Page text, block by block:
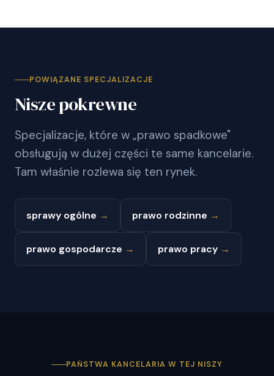
POWIĄZANE SPECJALIZACJE
Nisze pokrewne
Specjalizacje, które w „prawo spadkowe"
obsługują w dużej części te same kancelarie.
Tam właśnie rozlewa się ten rynek.
sprawy ogólne → prawo rodzinne →
prawo gospodarcze → prawo pracy →
PAŃSTWA KANCELARIA W TEJ NISZY